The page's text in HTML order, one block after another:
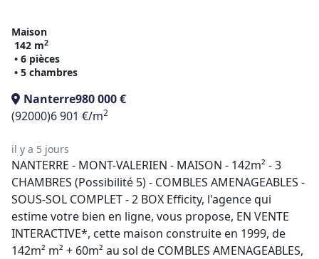
Maison
142 m2
• 6 pièces
• 5 chambres
Nanterre980 000 €
(92000)6 901 €/m2
il y a 5 jours
NANTERRE - MONT-VALERIEN - MAISON - 142m² - 3
CHAMBRES (Possibilité 5) - COMBLES AMENAGEABLES -
SOUS-SOL COMPLET - 2 BOX Efficity, l'agence qui
estime votre bien en ligne, vous propose, EN VENTE
INTERACTIVE*, cette maison construite en 1999, de
142m² m² + 60m² au sol de COMBLES AMENAGEABLES,